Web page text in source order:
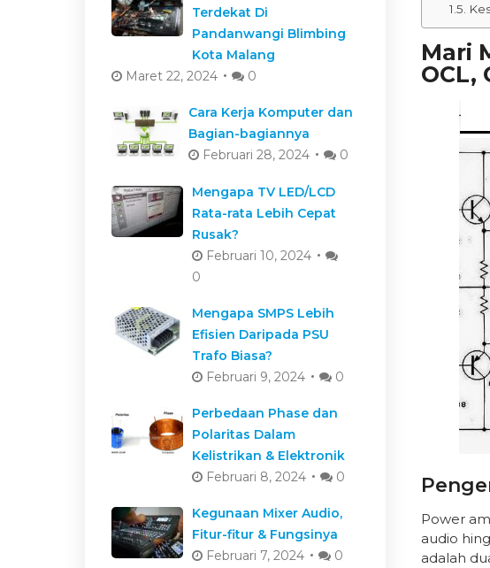
Mari
OCL,
Power
audio
adalah
Terdekat Di
Pandanwangi Blimbing
Kota Malang
Maret 22, 2024
0
Cara Kerja Komputer dan
Bagian-bagiannya
Februari 28, 2024
0
Mengapa TV LED/LCD
Rata-rata Lebih Cepat
Rusak?
Februari 10, 2024
0
Mengapa SMPS Lebih
Efisien Daripada PSU
Trafo Biasa?
Februari 9, 2024
0
Perbedaan Phase dan
Polaritas Dalam
Kelistrikan & Elektronik
Februari 8, 2024
0
Kegunaan Mixer Audio,
Fitur-fitur & Fungsinya
Februari 7, 2024
0